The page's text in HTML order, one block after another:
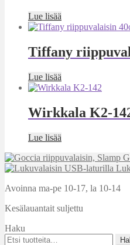
Lue lisää
Tiffany
Lue lisää
Wirkkala K2-
Lue lisää
Avoinna ma-pe 10-17, la 10-14
Kesälauantait suljettu
Haku
Etsi: